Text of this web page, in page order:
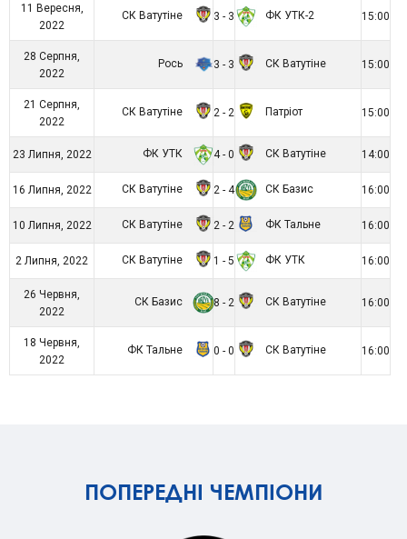
11 Вересня,
2022
СК Ватутіне 3 - 3 ФК УТК-2 15:00
28 Серпня,
2022
Рось 3 - 3 СК Ватутіне 15:00
21 Серпня,
2022
СК Ватутіне 2 - 2 Патріот 15:00
23 Липня, 2022 ФК УТК 4 - 0 СК Ватутіне 14:00
16 Липня, 2022 СК Ватутіне 2 - 4 СК Базис 16:00
10 Липня, 2022 СК Ватутіне 2 - 2 ФК Тальне 16:00
2 Липня, 2022 СК Ватутіне 1 - 5 ФК УТК 16:00
26 Червня,
2022
СК Базис 8 - 2 СК Ватутіне 16:00
18 Червня,
2022
ФК Тальне 0 - 0 СК Ватутіне 16:00
ПОПЕРЕДНІ ЧЕМПІОНИ